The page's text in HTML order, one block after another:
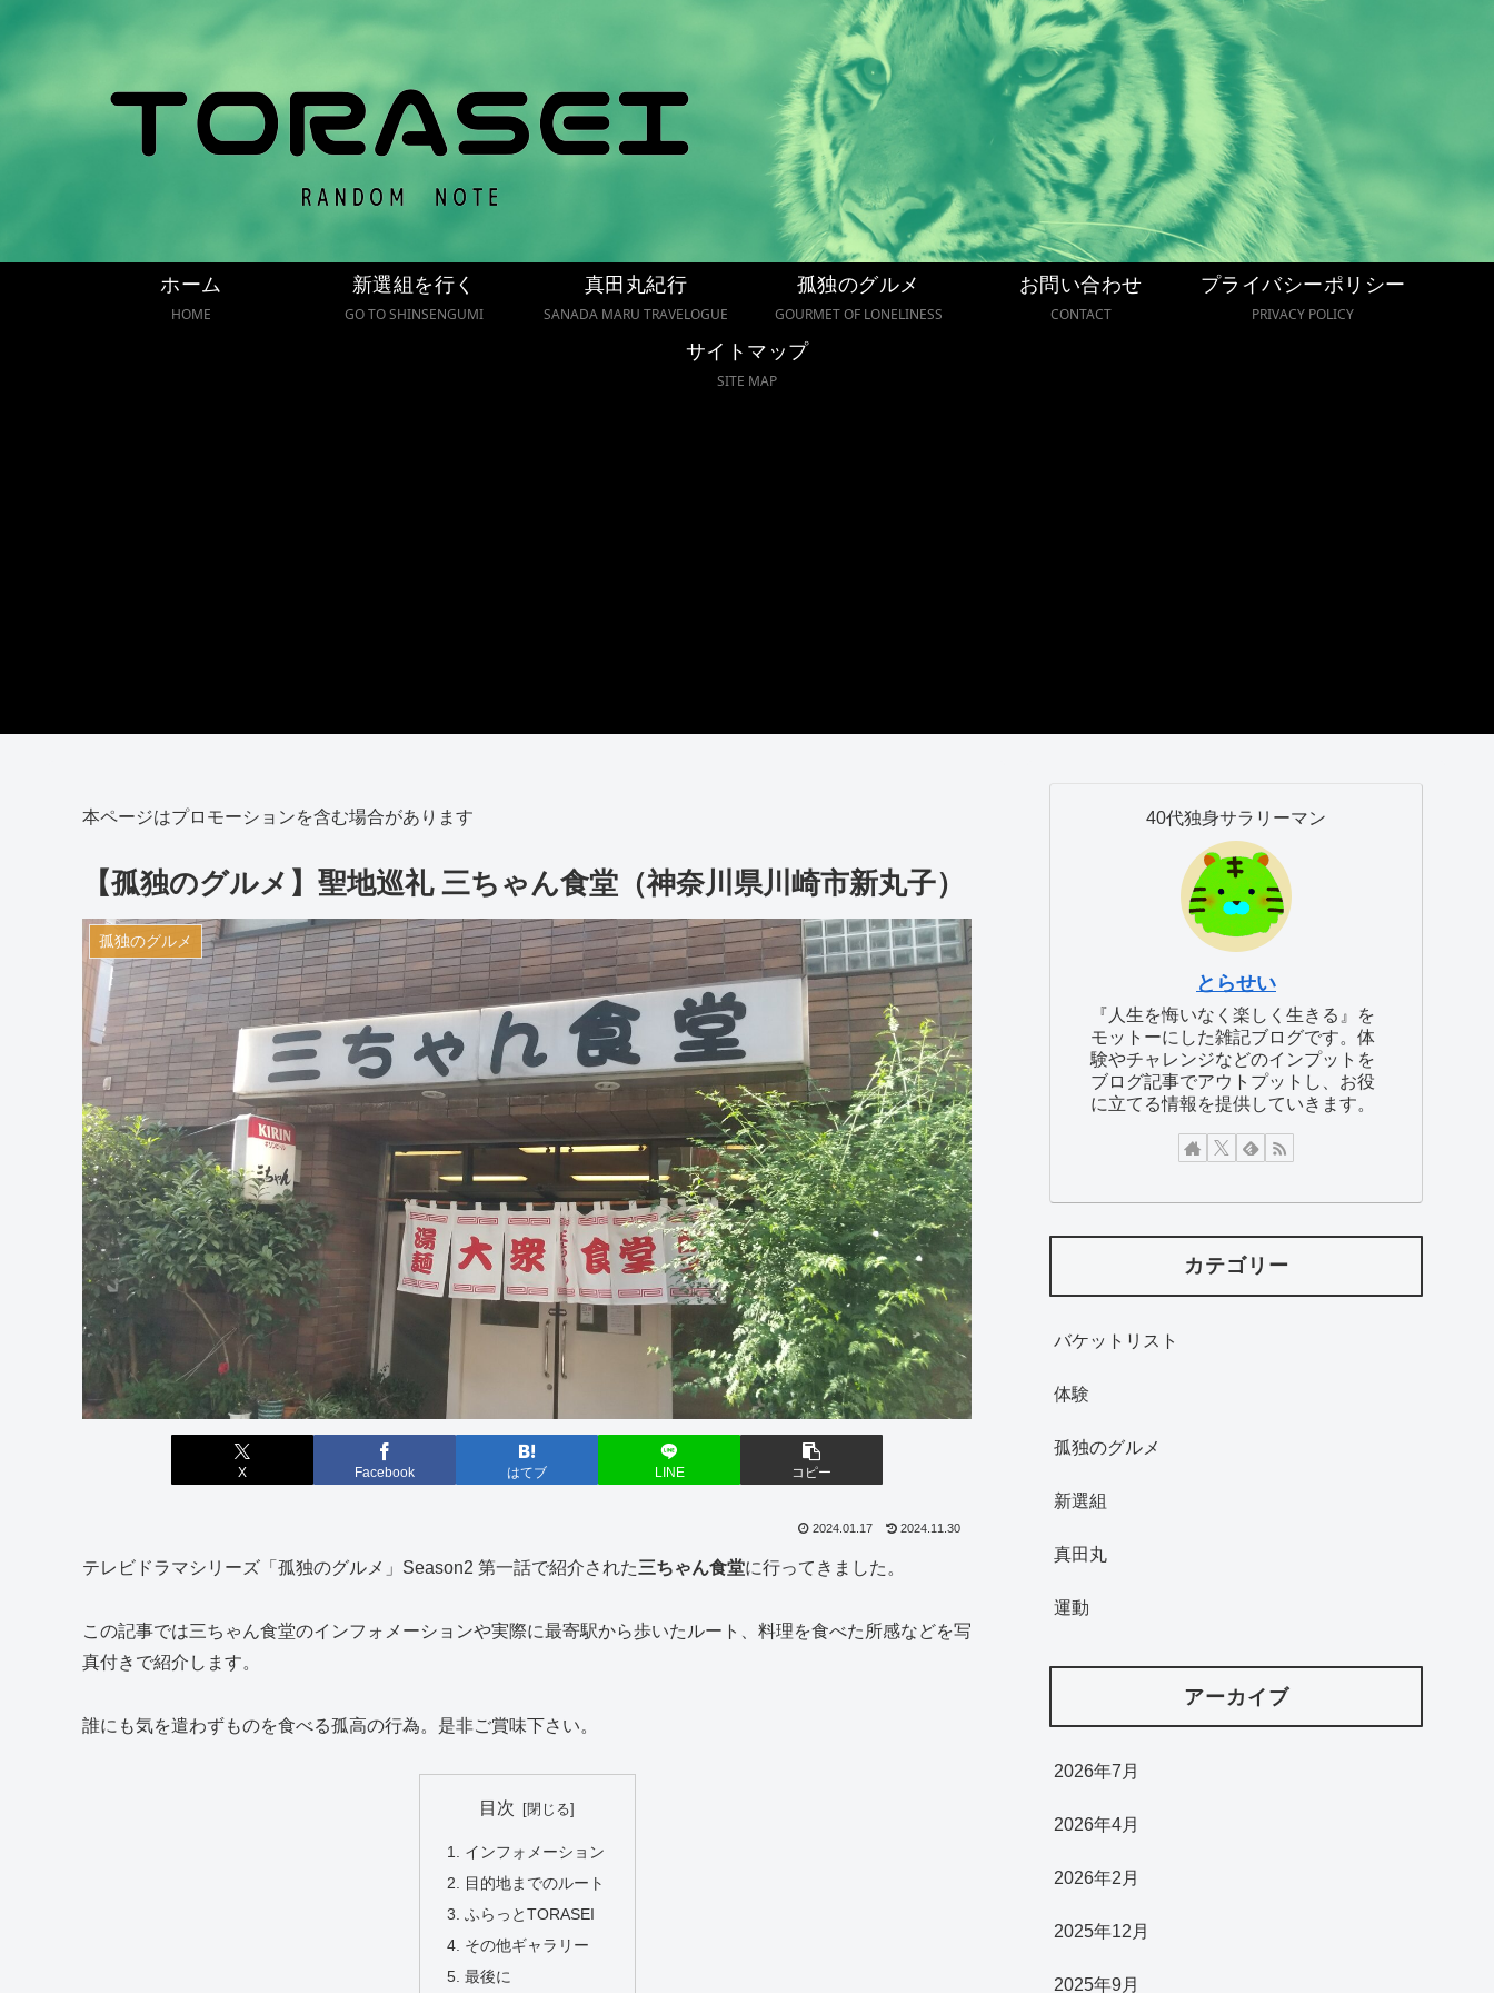
ホーム
HOME
新選組を行く
GO TO SHINSENGUMI
真田丸紀行
SANADA MARU TRAVELOGUE
孤独のグルメ
GOURMET OF LONELINESS
お問い合わせ
CONTACT
プライバシーポリシー
PRIVACY POLICY
サイトマップ
SITE MAP
本ページはプロモーションを含む場合があります
【孤独のグルメ】聖地巡礼 三ちゃん食堂（神奈川県川崎市新丸子）
孤独のグルメ
X Facebook はてブ LINE コピー
2024.01.17 2024.11.30
テレビドラマシリーズ「孤独のグルメ」Season2 第一話で紹介された三ちゃん食堂に行ってきました。
この記事では三ちゃん食堂のインフォメーションや実際に最寄駅から歩いたルート、料理を食べた所感などを写
真付きで紹介します。
誰にも気を遣わずものを食べる孤高の行為。是非ご賞味下さい。
目次
インフォメーション
目的地までのルート
ふらっとTORASEI
その他ギャラリー
最後に
40代独身サラリーマン
とらせい
『人生を悔いなく楽しく生きる』を
モットーにした雑記ブログです。体
験やチャレンジなどのインプットを
ブログ記事でアウトプットし、お役
に立てる情報を提供していきます。
カテゴリー
バケットリスト
体験
孤独のグルメ
新選組
真田丸
運動
アーカイブ
2026年7月
2026年4月
2026年2月
2025年12月
2025年9月